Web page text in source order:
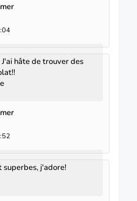
hâte de trouver des
superbes, j'adore!